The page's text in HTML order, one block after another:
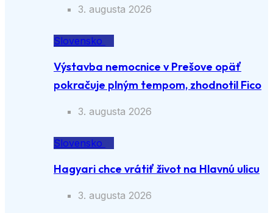
3. augusta 2026
Slovensko
Výstavba nemocnice v Prešove opäť
pokračuje plným tempom, zhodnotil Fico
3. augusta 2026
Slovensko
Hagyari chce vrátiť život na Hlavnú ulicu
3. augusta 2026